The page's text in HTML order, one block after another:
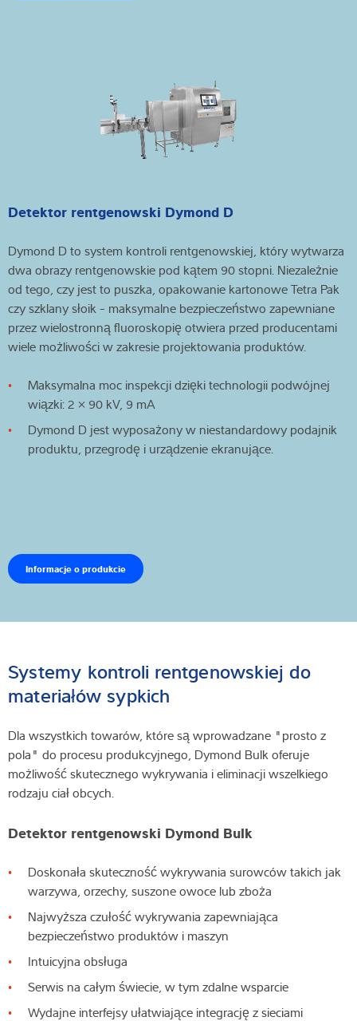
Detektor rentgenowski Dymond D
Dymond D to system kontroli rentgenowskiej, który wytwarza
dwa obrazy rentgenowskie pod kątem 90 stopni. Niezależnie
od tego, czy jest to puszka, opakowanie kartonowe Tetra Pak
czy szklany słoik - maksymalne bezpieczeństwo zapewniane
przez wielostronną fluoroskopię otwiera przed producentami
wiele możliwości w zakresie projektowania produktów.
Maksymalna moc inspekcji dzięki technologii podwójnej
wiązki: 2 × 90 kV, 9 mA
Dymond D jest wyposażony w niestandardowy podajnik
produktu, przegrodę i urządzenie ekranujące.
Informacje o produkcie
Systemy kontroli rentgenowskiej do
materiałów sypkich
Dla wszystkich towarów, które są wprowadzane "prosto z
pola" do procesu produkcyjnego, Dymond Bulk oferuje
możliwość skutecznego wykrywania i eliminacji wszelkiego
rodzaju ciał obcych.
Detektor rentgenowski Dymond Bulk
Doskonała skuteczność wykrywania surowców takich jak
warzywa, orzechy, suszone owoce lub zboża
Najwyższa czułość wykrywania zapewniająca
bezpieczeństwo produktów i maszyn
Intuicyjna obsługa
Serwis na całym świecie, w tym zdalne wsparcie
Wydajne interfejsy ułatwiające integrację z sieciami